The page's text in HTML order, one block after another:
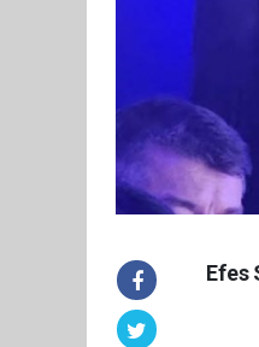
Efes